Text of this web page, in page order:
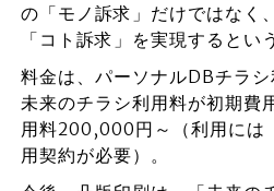
の「モノ訴求」だけではなく
「コト訴求」を実現するとい
料金は、パーソナルDBチラ
未来のチラシ利用料が初期
用料200,000円～（利用には
用契約が必要）。